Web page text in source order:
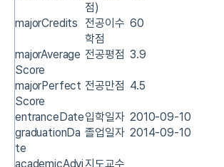
점)
majorCredits 전공이수
학점
60
majorAverage
Score
전공평점 3.9
majorPerfect
Score
전공만점 4.5
entranceDate입학일자 2010-09-10
graduationDa
te
졸업일자 2014-09-10
academicAdvi지도교수